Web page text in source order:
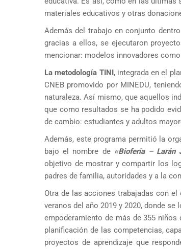
materiales educativos y otras
Además del trabajo en conjunto dentro
gracias a ellos, se ejecutaron
mencionar: modelos innovadores
La metodología TINI, integrada en el
CNEB promovido por MINEDU,
naturaleza. Así mismo, que aquellos
que como resultados se ha podido
de cambio: estudiantes y adultos
Además, este programa permitió la
bajo el nombre de «Bioferia – Larán
objetivo de mostrar y compartir los
padres de familia, autoridades y a la
Otra de las acciones trabajadas con
veranos del año 2019 y 2020, donde
empoderamiento de más de 355
planificación de las competencias,
proyectos de aprendizaje que